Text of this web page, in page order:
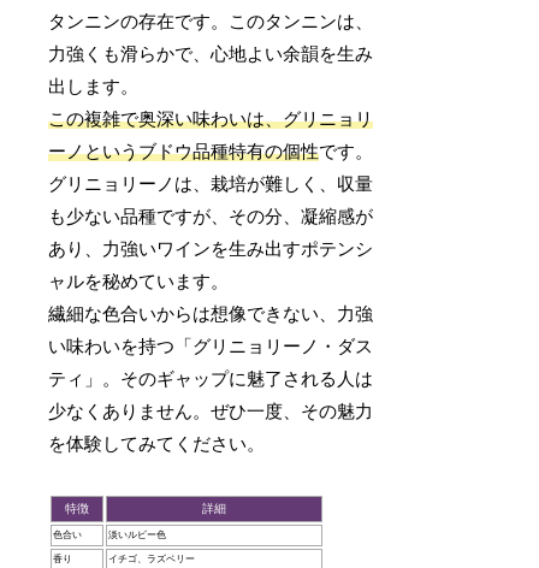
タンニンの存在です。このタンニンは、
力強くも滑らかで、心地よい余韻を生み
出します。
この複雑で奥深い味わいは、グリニョリ
ーノというブドウ品種特有の個性です。
グリニョリーノは、栽培が難しく、収量
も少ない品種ですが、その分、凝縮感が
あり、力強いワインを生み出すポテンシ
ャルを秘めています。
繊細な色合いからは想像できない、力強
い味わいを持つ「グリニョリーノ・ダス
ティ」。そのギャップに魅了される人は
少なくありません。ぜひ一度、その魅力
を体験してみてください。
特徴 詳細
色合い 淡いルビー色
香り イチゴ、ラズベリー